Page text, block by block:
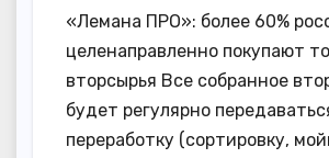
«Лемана ПРО»: более 60%
целенаправленно покупают
вторсырья Все собранное
будет регулярно
переработку (сортировку,